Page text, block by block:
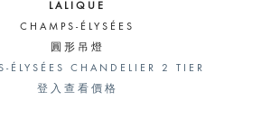
LALIQUE
CHAMPS-ÉLYSÉES
圓形吊燈
ÉLYSÉES CHANDELIER 2 TIER
登入查看價格